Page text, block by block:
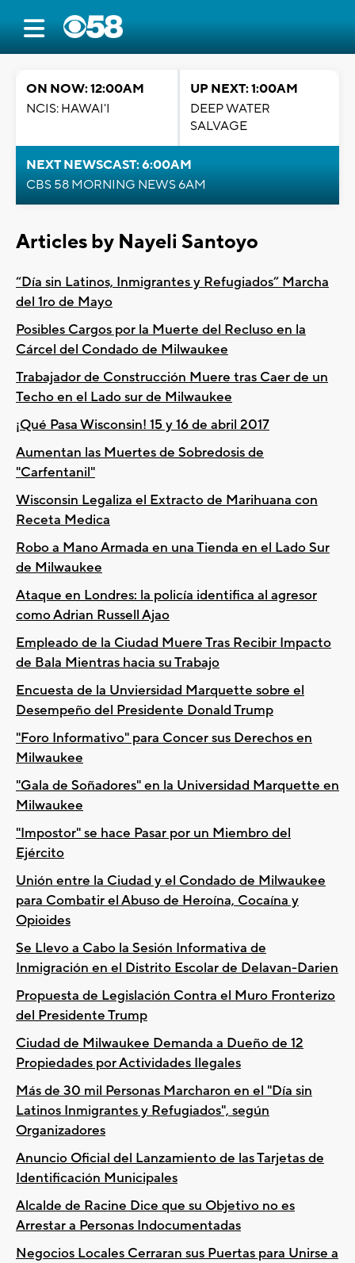
ON NOW: 12:00AM
NCIS: HAWAI'I
UP NEXT: 1:00AM
DEEP WATER
SALVAGE
NEXT NEWSCAST: 6:00AM
CBS 58 MORNING NEWS 6AM
Articles by Nayeli Santoyo
“Día sin Latinos, Inmigrantes y Refugiados” Marcha
del 1ro de Mayo
Posibles Cargos por la Muerte del Recluso en la
Cárcel del Condado de Milwaukee
Trabajador de Construcción Muere tras Caer de un
Techo en el Lado sur de Milwaukee
¡Qué Pasa Wisconsin! 15 y 16 de abril 2017
Aumentan las Muertes de Sobredosis de
"Carfentanil"
Wisconsin Legaliza el Extracto de Marihuana con
Receta Medica
Robo a Mano Armada en una Tienda en el Lado Sur
de Milwaukee
Ataque en Londres: la policía identifica al agresor
como Adrian Russell Ajao
Empleado de la Ciudad Muere Tras Recibir Impacto
de Bala Mientras hacia su Trabajo
Encuesta de la Unviersidad Marquette sobre el
Desempeño del Presidente Donald Trump
"Foro Informativo" para Concer sus Derechos en
Milwaukee
"Gala de Soñadores" en la Universidad Marquette en
Milwaukee
"Impostor" se hace Pasar por un Miembro del
Ejército
Unión entre la Ciudad y el Condado de Milwaukee
para Combatir el Abuso de Heroína, Cocaína y
Opioides
Se Llevo a Cabo la Sesión Informativa de
Inmigración en el Distrito Escolar de Delavan-Darien
Propuesta de Legislación Contra el Muro Fronterizo
del Presidente Trump
Ciudad de Milwaukee Demanda a Dueño de 12
Propiedades por Actividades Ilegales
Más de 30 mil Personas Marcharon en el "Día sin
Latinos Inmigrantes y Refugiados", según
Organizadores
Anuncio Oficial del Lanzamiento de las Tarjetas de
Identificación Municipales
Alcalde de Racine Dice que su Objetivo no es
Arrestar a Personas Indocumentadas
Negocios Locales Cerraran sus Puertas para Unirse a